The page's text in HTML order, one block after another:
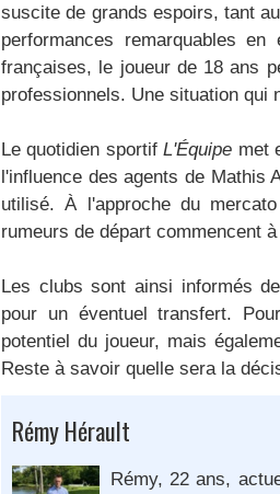
suscite de grands espoirs, tant
performances remarquables
françaises, le joueur de 18 ans
professionnels. Une situation qui
Le quotidien sportifL'Équipe met
l'influence des agents de Mathis
utilisé. À l'approche du
rumeurs de départ commencent
Les clubs sont ainsi informés
pour un éventuel transfert.
potentiel du joueur, mais
Reste à savoir quelle sera la
Rémy Hérault
Rémy, 22 ans,